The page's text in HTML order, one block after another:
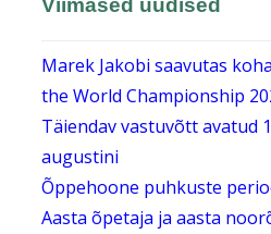
Viimased uudised
Marek Jakobi saavutas
the World Championship
Täiendav vastuvõtt avatud
augustini
Õppehoone puhkuste
Aasta õpetaja ja aasta